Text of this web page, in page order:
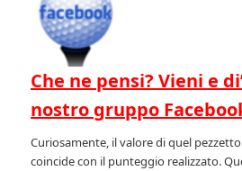
Che ne pensi? Vieni e
nostro gruppo
Curiosamente, il valore di quel
coincide con il punteggio realizzato.